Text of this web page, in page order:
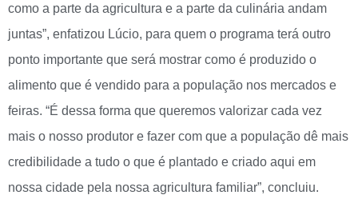
como a parte da agricultura e a parte da culinária andam
juntas”, enfatizou Lúcio, para quem o programa terá outro
ponto importante que será mostrar como é produzido o
alimento que é vendido para a população nos mercados e
feiras. “É dessa forma que queremos valorizar cada vez
mais o nosso produtor e fazer com que a população dê mais
credibilidade a tudo o que é plantado e criado aqui em
nossa cidade pela nossa agricultura familiar”, concluiu.